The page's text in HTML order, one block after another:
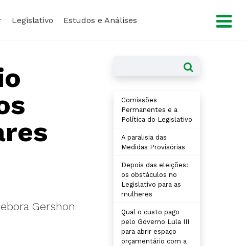
Legislativo Estudos e Análises ×
Gershon
Comissões
Permanentes e a
Política do Legislativo
A paralisia das
Medidas Provisórias
Depois das eleições:
os obstáculos no
Legislativo para as
mulheres
Qual o custo pago
pelo Governo Lula III
para abrir espaço
orçamentário com a